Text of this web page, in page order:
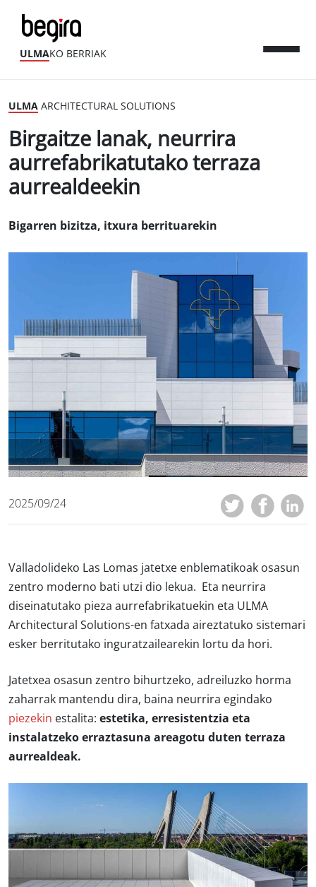
ULMAKO BERRIAK
ULMA ARCHITECTURAL SOLUTIONS
Birgaitze lanak, neurrira
aurrefabrikatutako terraza
aurrealdeekin
Bigarren bizitza, itxura berrituarekin
2025/09/24
Valladolideko Las Lomas jatetxe enblematikoak osasun
zentro moderno bati utzi dio lekua. Eta neurrira
diseinatutako pieza aurrefabrikatuekin eta ULMA
Architectural Solutions-en fatxada aireztatuko sistemari
esker berritutako inguratzailearekin lortu da hori.
Jatetxea osasun zentro bihurtzeko, adreiluzko horma
zaharrak mantendu dira, baina neurrira egindako
piezekin estalita: estetika, erresistentzia eta
instalatzeko erraztasuna areagotu duten terraza
aurrealdeak.